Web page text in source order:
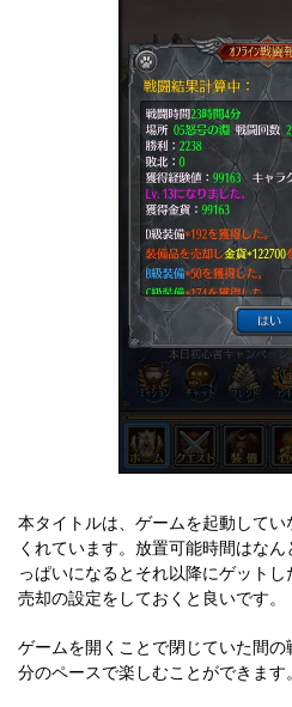
本タイトルは、ゲームを起動して
くれています。放置可能時間はな
っぱいになるとそれ以降にゲットし
売却の設定をしておくと良いです。
ゲームを開くことで閉じていた間
分のペースで楽しむことができます。